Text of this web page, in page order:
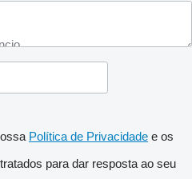
Política de Privacidade e os
para dar resposta ao seu